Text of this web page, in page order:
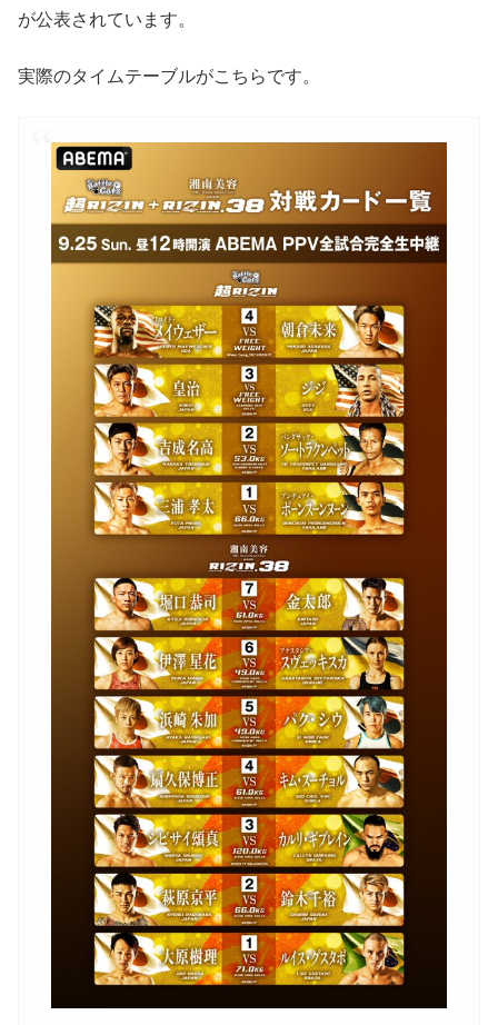
が公表されています。
実際のタイムテーブルがこちらです。